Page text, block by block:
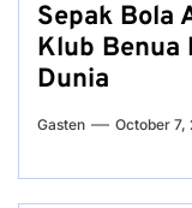
Sepak Bola
Klub Benua
Dunia
Gasten October 7,